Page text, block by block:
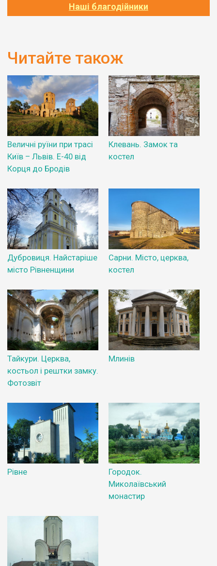
Наші благодійники
Читайте також
Величні руїни при трасі
Київ – Львів. Е-40 від
Корця до Бродів
Клевань. Замок та
костел
Дубровиця. Найстаріше
місто Рівненщини
Сарни. Місто, церква,
костел
Тайкури. Церква,
костьол і рештки замку.
Фотозвіт
Млинів
Рівне
Городок.
Миколаївський
монастир